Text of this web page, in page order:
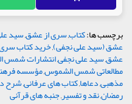
برچسب ها:کتاب,سری از عشق,سید
عشق (سید علی نجفی),خرید کتاب
عشق,سید علی نجفی,انتشارات شمس
مطالعاتی شمس الشموس,مؤسسه
مذهبی,دعاها,کتاب های عرفانی,شرح
رمضان,نقد و تفسیر,جنبه های قرآنی